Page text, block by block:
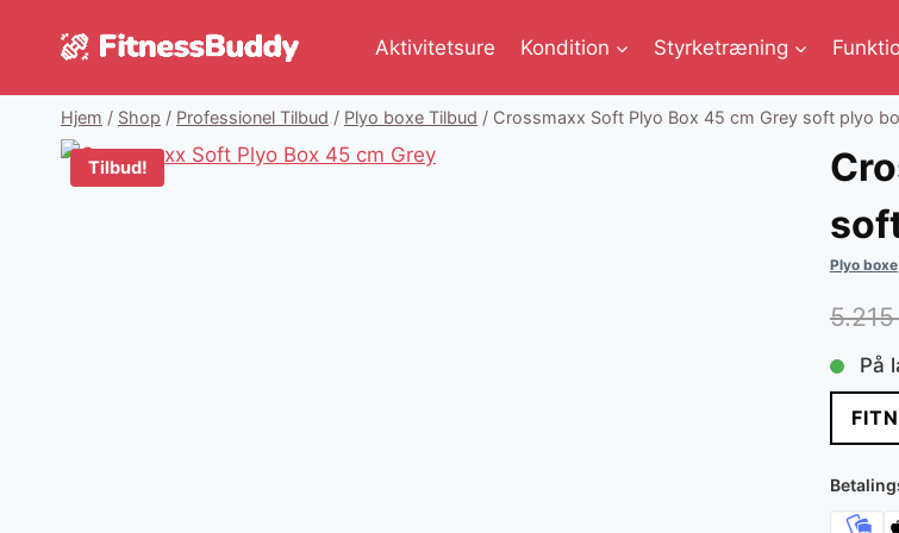
Aktivitetsure Kondition Styrketræning
Hjem / Shop / Professionel Tilbud / Plyo boxe Tilbud / Crossmaxx Soft Plyo Box 45 cm Grey soft plyo
Tilbud!
Plyo boxe
På